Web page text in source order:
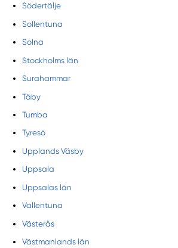
Södertälje
Sollentuna
Solna
Stockholms län
Surahammar
Täby
Tumba
Tyresö
Upplands Väsby
Uppsala
Uppsalas län
Vallentuna
Västerås
Västmanlands län